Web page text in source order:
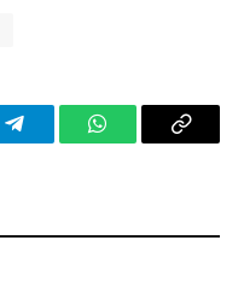
TelegramWhatsAppCopy